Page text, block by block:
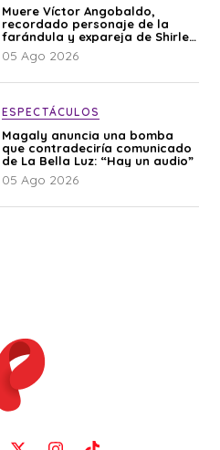
Muere Víctor Angobaldo,
recordado personaje de la
farándula y expareja de Shirley
Cherres
05 Ago 2026
ESPECTÁCULOS
Magaly anuncia una bomba
que contradeciría comunicado
de La Bella Luz: “Hay un audio”
05 Ago 2026